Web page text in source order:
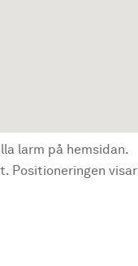
larm på hemsidan.
Positioneringen visar